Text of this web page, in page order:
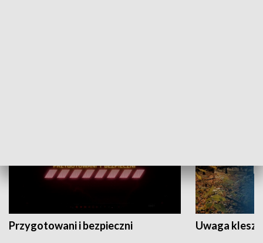
Przygotowani i bezpieczni Uwaga